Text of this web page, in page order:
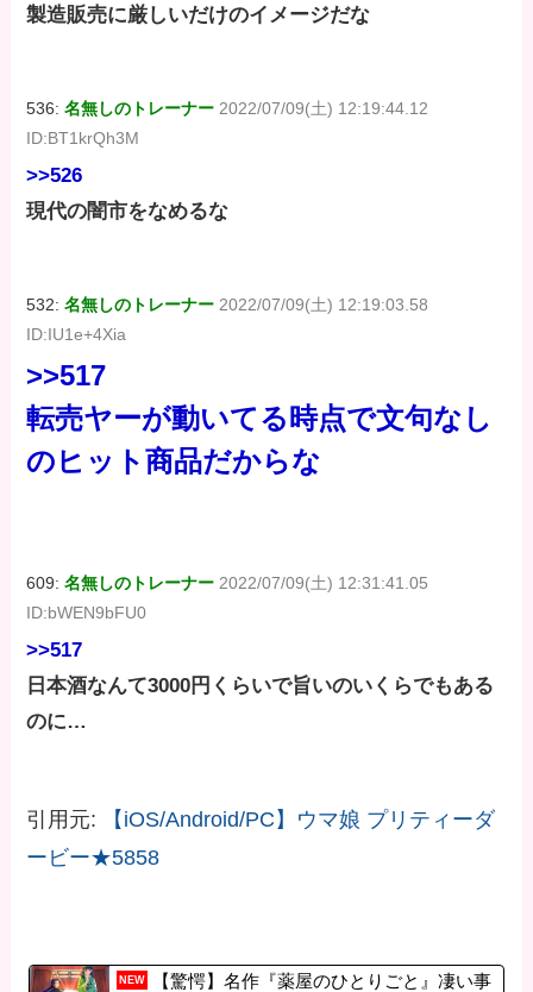
製造販売に厳しいだけのイメージだな
536:名無しのトレーナー 2022/07/09(土) 12:19:44.12
ID:BT1krQh3M
>>526
現代の闇市をなめるな
532:名無しのトレーナー 2022/07/09(土) 12:19:03.58
ID:IU1e+4Xia
>>517
転売ヤーが動いてる時点で文句なし
のヒット商品だからな
609:名無しのトレーナー 2022/07/09(土) 12:31:41.05
ID:bWEN9bFU0
>>517
日本酒なんて3000円くらいで旨いのいくらでもある
のに…
引用元:
【iOS/Android/PC】ウマ娘 プリティーダ
ービー★5858
NEW
【驚愕】名作『薬屋のひとりごと』凄い事